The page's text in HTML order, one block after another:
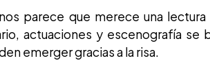
parece que merece una
actuaciones y escenografía se
emerger gracias a la risa.